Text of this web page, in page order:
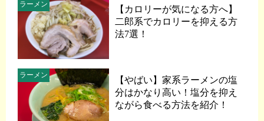
【カロリーが気になる方へ】
二郎系でカロリーを抑える方
法7選！
ラーメン
【やばい】家系ラーメンの塩
分はかなり高い！塩分を抑え
ながら食べる方法を紹介！
ラーメン